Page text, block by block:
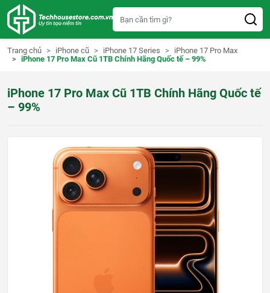
Trang chủ iPhone cũ iPhone 17 Series
iPhone 17 Pro Max
iPhone 17 Pro Max Cũ 1TB Chính Hãng Quốc tế – 99%
iPhone 17 Pro Max Cũ 1TB Chính Hãng Quốc tế
– 99%